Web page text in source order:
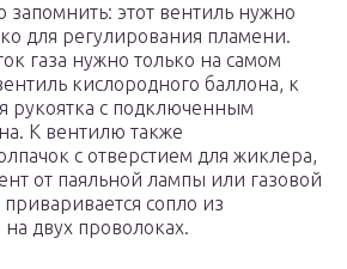
запомнить: этот вентиль нужно
для регулирования пламени.
газа нужно только на самом
кислородного баллона, к
рукоятка с подключенным
К вентилю также
с отверстием для жиклера,
от паяльной лампы или газовой
сопло из
на двух проволоках.